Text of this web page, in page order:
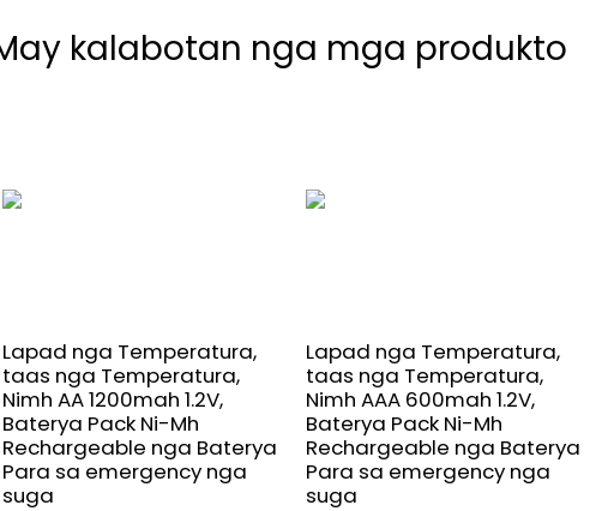
kalabotan nga mga produkto
Lapad nga Temperatura,
taas nga Temperatura,
Nimh AA 1200mah 1.2V,
Baterya Pack Ni-Mh
Rechargeable nga Baterya
Para sa emergency nga
suga
Lapad nga Temperatura,
taas nga Temperatura,
Nimh AAA 600mah 1.2V,
Baterya Pack Ni-Mh
Rechargeable nga Baterya
Para sa emergency nga
suga